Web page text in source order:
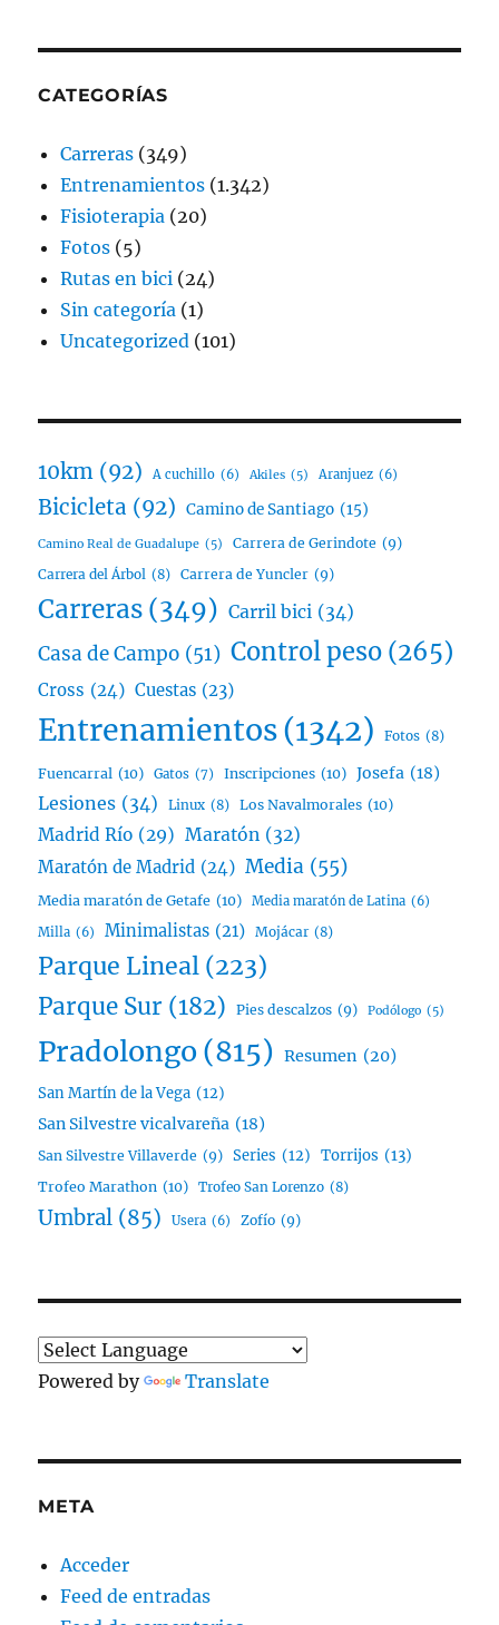
CATEGORÍAS
Carreras (349)
Entrenamientos (1.342)
Fisioterapia (20)
Fotos (5)
Rutas en bici (24)
Sin categoría (1)
Uncategorized (101)
10km (92) A cuchillo (6) Akiles (5) Aranjuez (6)
Bicicleta (92) Camino de Santiago (15)
Camino Real de Guadalupe (5) Carrera de Gerindote (9)
Carrera del Árbol (8) Carrera de Yuncler (9)
Carreras (349) Carril bici (34)
Casa de Campo (51) Control peso (265)
Cross (24) Cuestas (23)
Entrenamientos(1342) Fotos (8)
Fuencarral (10) Gatos (7) Inscripciones (10) Josefa (18)
Lesiones (34) Linux (8) Los Navalmorales (10)
Madrid Río (29) Maratón (32)
Maratón de Madrid (24) Media (55)
Media maratón de Getafe (10) Media maratón de Latina (6)
Milla (6) Minimalistas (21) Mojácar (8)
Parque Lineal (223)
Parque Sur (182) Pies descalzos (9) Podólogo (5)
Pradolongo(815) Resumen (20)
San Martín de la Vega (12)
San Silvestre vicalvareña (18)
San Silvestre Villaverde (9) Series (12) Torrijos (13)
Trofeo Marathon (10) Trofeo San Lorenzo (8)
Umbral (85) Usera (6) Zofío (9)
Powered by Translate
META
Acceder
Feed de entradas